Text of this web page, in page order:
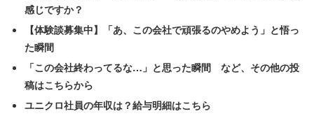
ゴールデンウィーク10連休、主婦・主夫の6割が「嬉しくない」
感じですか？
【体験談募集中】「あ、この会社で頑張るのやめよう」と悟っ
た瞬間
「この会社終わってるな…」と思った瞬間 など、その他の投
稿はこちらから
ユニクロ社員の年収は？給与明細はこちら